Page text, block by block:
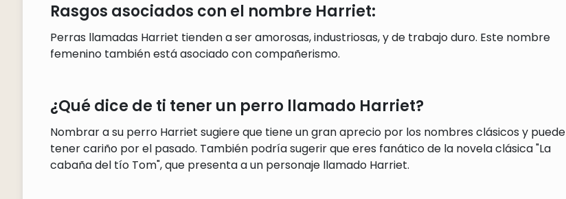
Rasgos asociados con el nombre Harriet:
Perras llamadas Harriet tienden a ser amorosas, industriosas, y de trabajo duro. Este nombre
femenino también está asociado con compañerismo.
¿Qué dice de ti tener un perro llamado Harriet?
Nombrar a su perro Harriet sugiere que tiene un gran aprecio por los nombres clásicos y puede
tener cariño por el pasado. También podría sugerir que eres fanático de la novela clásica "La
cabaña del tío Tom", que presenta a un personaje llamado Harriet.